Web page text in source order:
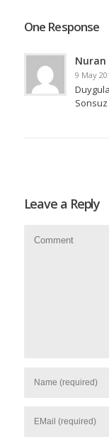
One Response
Nuran
9 May
Leave a Reply